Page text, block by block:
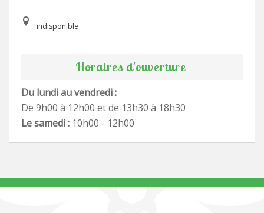
indisponible
Horaires d'ouverture
Du lundi au vendredi :
De 9h00 à 12h00 et de 13h30 à 18h30
Le samedi : 10h00 - 12h00